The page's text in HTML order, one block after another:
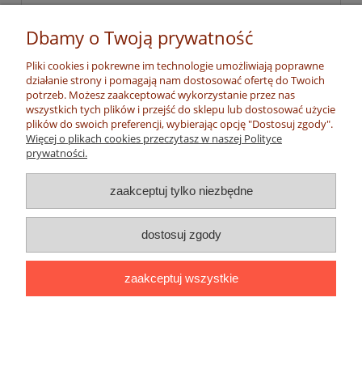
25,00 zł
Dbamy o Twoją prywatność
Pliki cookies i pokrewne im technologie umożliwiają poprawne
działanie strony i pomagają nam dostosować ofertę do Twoich
potrzeb. Możesz zaakceptować wykorzystanie przez nas
wszystkich tych plików i przejść do sklepu lub dostosować użycie
plików do swoich preferencji, wybierając opcję "Dostosuj zgody".
Więcej o plikach cookies przeczytasz w naszej Polityce
prywatności.
zaakceptuj tylko niezbędne
dostosuj zgody
zaakceptuj wszystkie